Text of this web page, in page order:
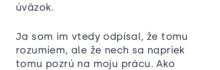
úväzok.
Ja som im vtedy odpísal, že tomu
rozumiem, ale že nech sa napriek
tomu pozrú na moju prácu. Ako